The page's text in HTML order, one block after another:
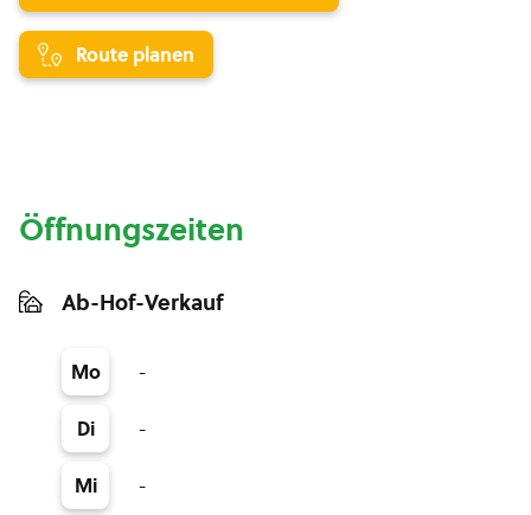
Route planen
Öffnungszeiten
Ab-Hof-Verkauf
Mo -
Di -
Mi -